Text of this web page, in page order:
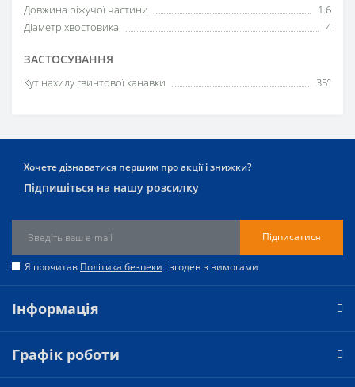
Довжина ріжучої частини
1.6
Діаметр хвостовика
4
ЗАСТОСУВАННЯ
Кут нахилу гвинтової канавки 35º
Хочете дізнаватися першим про акції і знижки?
Підпишіться на нашу розсилку
Підписатися
Я прочитав Політика безпеки і згоден з вимогами
Інформація
Графік роботи